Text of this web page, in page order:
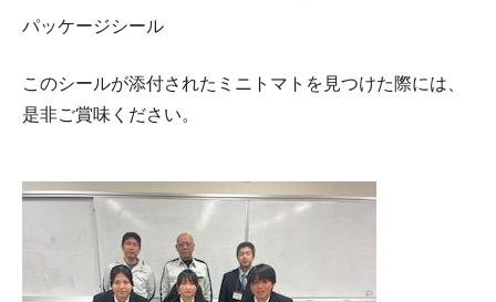
パッケージシール
このシールが添付されたミニトマトを見つけた際には、
是非ご賞味ください。